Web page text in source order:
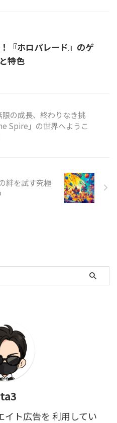
『ホロパレード』のゲ
特色
限の成長、終わりなき挑
Spire」の世界へようこ
絆を試す究極
イト広告を 利用してい